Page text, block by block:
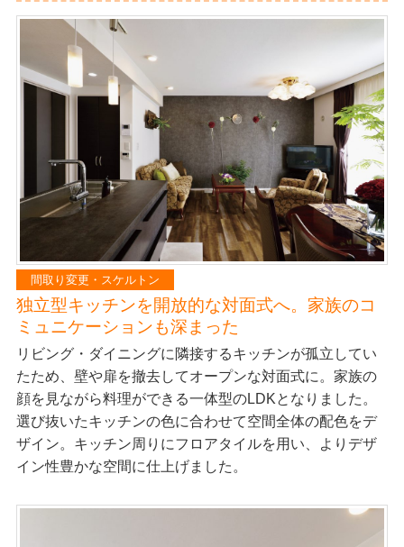
間取り変更・スケルトン
独立型キッチンを開放的な対面式へ。家族のコ
ミュニケーションも深まった
リビング・ダイニングに隣接するキッチンが孤立してい
たため、壁や扉を撤去してオープンな対面式に。家族の
顔を見ながら料理ができる一体型のLDKとなりました。
選び抜いたキッチンの色に合わせて空間全体の配色をデ
ザイン。キッチン周りにフロアタイルを用い、よりデザ
イン性豊かな空間に仕上げました。